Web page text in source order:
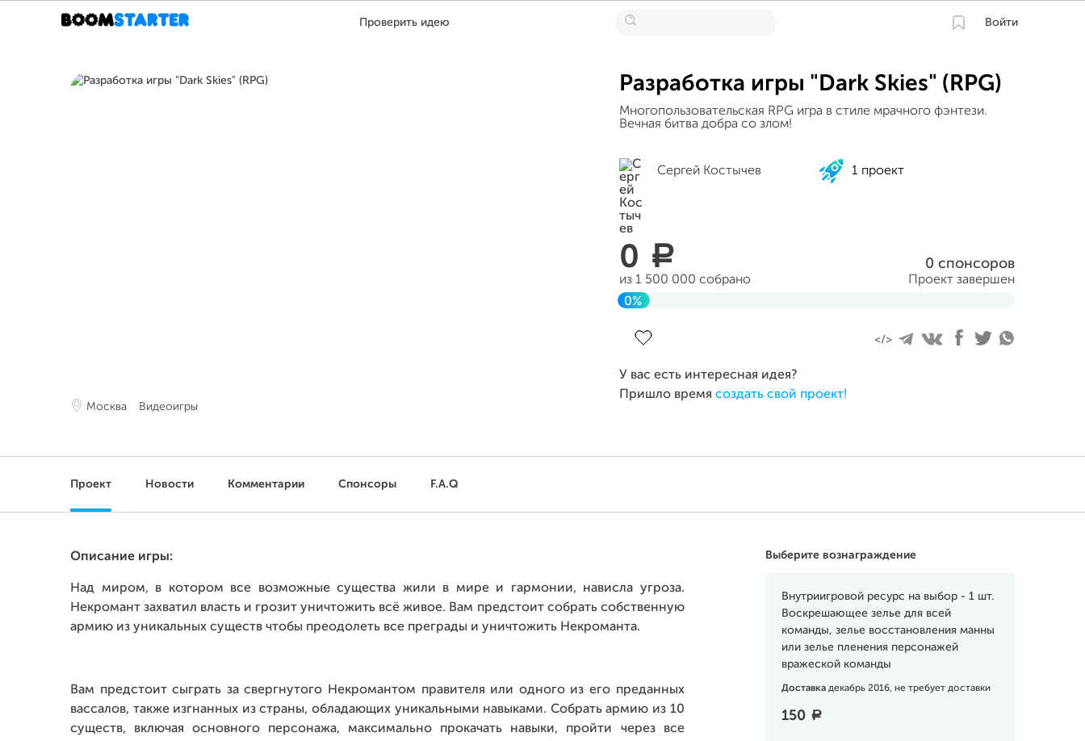
Проверить идею Войти
Москва Видеоигры
Разработка игры "Dark Skies" (RPG)
Многопользовательская RPG игра в стиле мрачного фэнтези.
Вечная битва добра со злом!
Сергей Костычев 1 проект
0 a
из 1 500 000 собрано
0 спонсоров
Проект завершен
0%
У вас есть интересная идея?
Пришло время создать свой проект!
Проект Новости Комментарии Спонсоры F.A.Q
Выберите вознаграждение
Внутриигровой ресурс на выбор - 1 шт.
Воскрешающее зелье для всей
команды, зелье восстановления манны
или зелье пленения персонажей
вражеской команды
Доставка декабрь 2016, не требует доставки
150 a
Описание игры:
Над миром, в котором все возможные существа жили в мире и гармонии, нависла угроза.
Некромант захватил власть и грозит уничтожить всё живое. Вам предстоит собрать собственную
армию из уникальных существ чтобы преодолеть все преграды и уничтожить Некроманта.
Вам предстоит сыграть за свергнутого Некромантом правителя или одного из его преданных
вассалов, также изгнанных из страны, обладающих уникальными навыками. Собрать армию из 10
существ, включая основного персонажа, максимально прокачать навыки, пройти через все